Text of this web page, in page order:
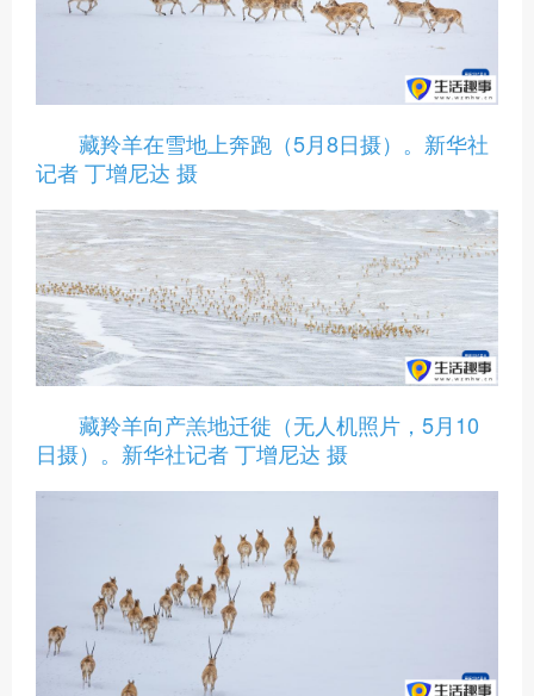
藏羚羊在雪地上奔跑（5月8日摄）。新华社
记者 丁增尼达 摄
藏羚羊向产羔地迁徙（无人机照片，5月10
日摄）。新华社记者 丁增尼达 摄